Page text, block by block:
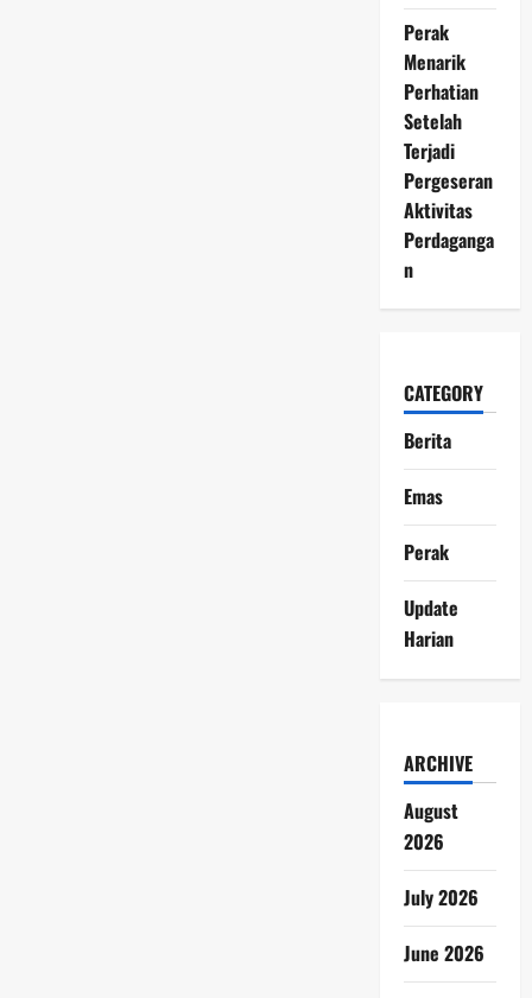
Perak
Menarik
Perhatian
Setelah
Terjadi
Pergeseran
Aktivitas
Perdaganga
n
CATEGORY
Berita
Emas
Perak
Update
Harian
ARCHIVE
August
2026
July 2026
June 2026